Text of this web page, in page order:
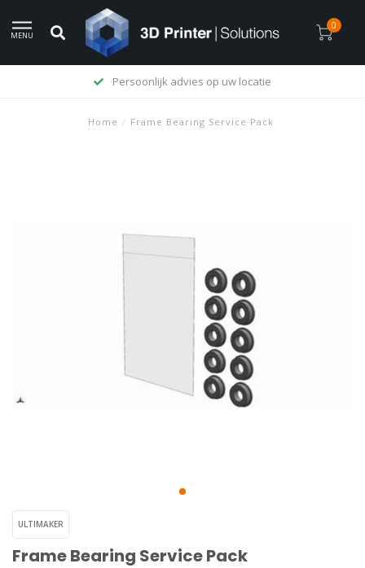
MENU
0
Persoonlijk advies op uw locatie
Home / Frame Bearing Service Pack
ULTIMAKER
Frame Bearing Service Pack